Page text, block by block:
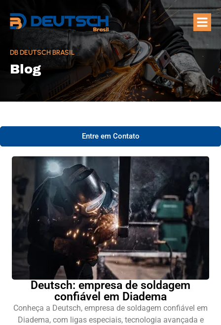
DB DEUTSCH BRASIL
Blog
Entre em Contato
Deutsch: empresa de soldagem
confiável em Diadema
Conheça a Deutsch, empresa de soldagem confiável em
Diadema, com ligas especiais, tecnologia avançada e